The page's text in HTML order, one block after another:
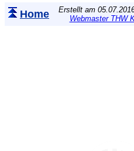
Home
Erstellt am
Webmaster THW